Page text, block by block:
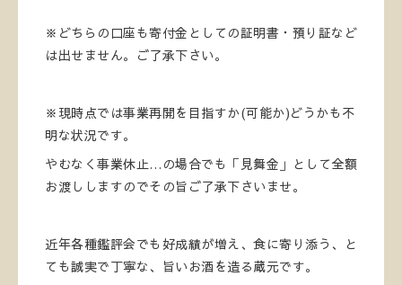
※どちらの口座も寄付金としての証明書・預り証など
は出せません。ご了承下さい。
※現時点では事業再開を目指すか(可能か)どうかも不
明な状況です。
やむなく事業休止…の場合でも「見舞金」として全額
お渡ししますのでその旨ご了承下さいませ。
近年各種鑑評会でも好成績が増え、食に寄り添う、と
ても誠実で丁寧な、旨いお酒を造る蔵元です。